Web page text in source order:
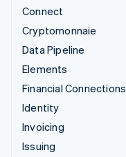
Connect
Cryptomonnaie
Data Pipeline
Elements
Financial Connections
Identity
Invoicing
Issuing